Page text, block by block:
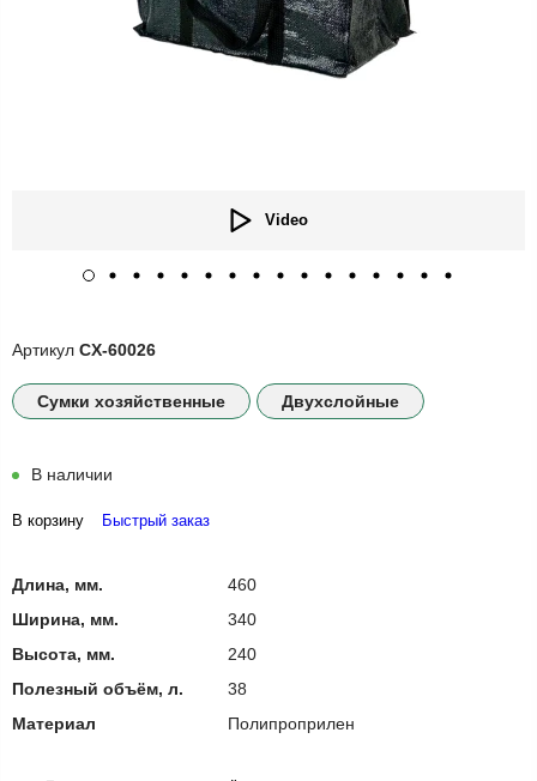
Video
Артикул CX-60026
Сумки хозяйственные Двухслойные
В наличии
В корзину Быстрый заказ
Длина, мм.
460
Ширина, мм.
340
Высота, мм.
240
Полезный объём, л.
38
Материал
Полипроприлен